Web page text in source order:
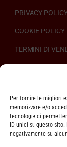
Per fornire le migliori
memorizzare e/o
tecnologie ci
ID unici su questo
negativamente su
PRIVACY POLICY
COOKIE POLICY
TERMINI DI
ASSISTENZA